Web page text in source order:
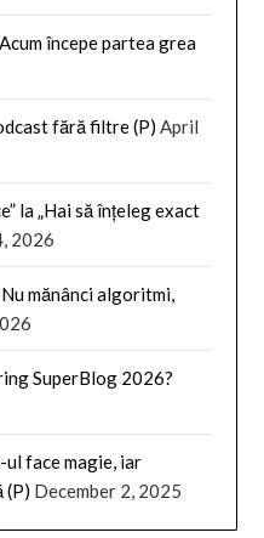
începe partea grea
fără filtre (P) April
la „Hai să înțeleg exact
2026
mănânci algoritmi,
SuperBlog 2026?
ul face magie, iar
(P) December 2, 2025